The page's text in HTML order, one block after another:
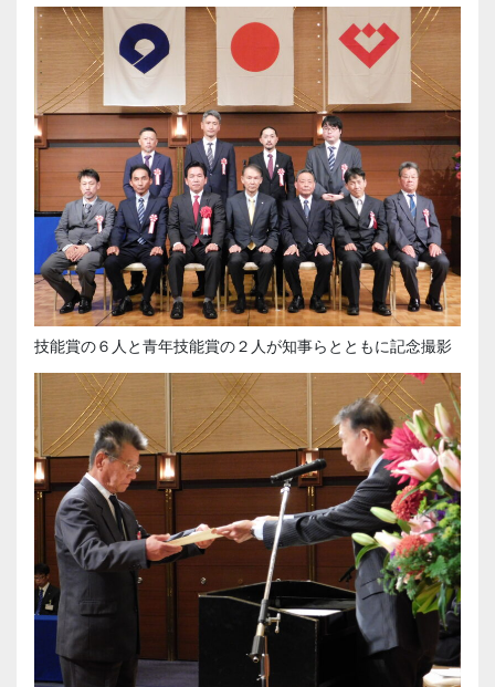
技能賞の６人と青年技能賞の２人が知事らとともに記念撮影